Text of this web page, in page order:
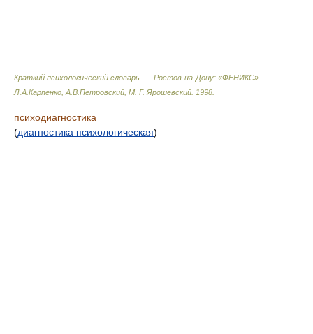
Краткий психологический словарь. — Ростов-на-Дону: «ФЕНИКС»
Л.А.Карпенко, А.В.Петровский, М. Г. Ярошевский 1998
психодиагностика
(диагностика психологическая)